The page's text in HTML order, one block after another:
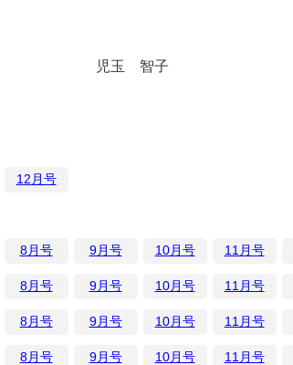
児玉 智子
12月号
8月号 9月号 10月号 11月号
8月号 9月号 10月号 11月号
8月号 9月号 10月号 11月号
8月号 9月号 10月号 11月号